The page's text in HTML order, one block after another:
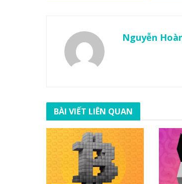
Nguyễn
BÀI VIẾT LIÊN QUAN